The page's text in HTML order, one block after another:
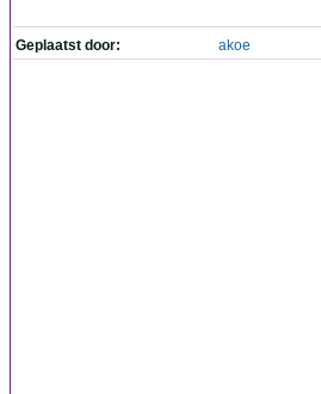
Geplaatst door: akoe